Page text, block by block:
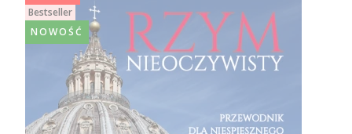
Bestseller
NOWOŚĆ